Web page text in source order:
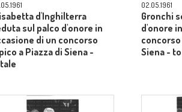
d'Inghilterra
sul palco d'onore in
di un concorso
a Piazza di Siena -
02.05.1961
Gronchi
d'onore
Siena -